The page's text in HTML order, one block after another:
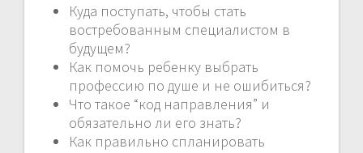
Куда поступать, чтобы стать
востребованным специалистом в
будущем?
Как помочь ребенку выбрать
профессию по душе и не ошибиться?
Что такое “код направления” и
обязательно ли его знать?
Как правильно спланировать